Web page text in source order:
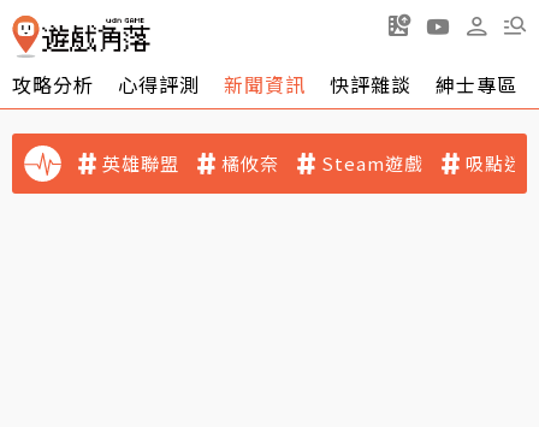
攻略分析 心得評測 新聞資訊 快評雜談 紳士專區
英雄聯盟 橘攸奈 Steam遊戲 吸點迷